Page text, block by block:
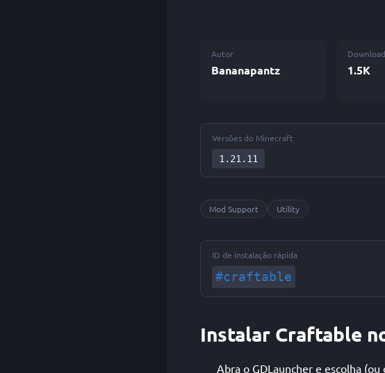
Autor
Bananapantz 1.5K
Versões do Minecraft
1.21.11
Mod Support Utility
ID de instalação rápida
#craftable
Instalar Craftable
Abra o GDLauncher e escolha